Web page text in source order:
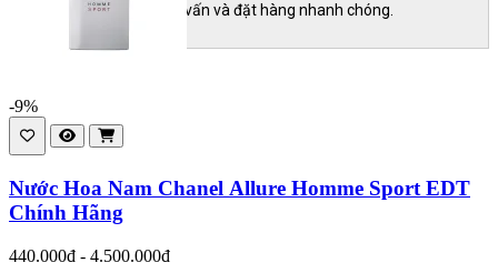
(Zalo/SMS) để được tư vấn và đặt hàng nhanh chóng.
-9%
Nước Hoa Nam Chanel Allure Homme Sport EDT
Chính Hãng
440.000đ - 4.500.000đ